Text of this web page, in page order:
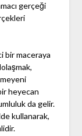
gerçeği
bir maceraya
heyecan
da gelir.
kullanarak,